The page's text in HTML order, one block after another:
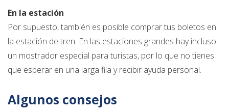
En la estación
Por supuesto, también es posible comprar tus boletos en
la estación de tren. En las estaciones grandes hay incluso
un mostrador especial para turistas, por lo que no tienes
que esperar en una larga fila y recibir ayuda personal.
Algunos consejos